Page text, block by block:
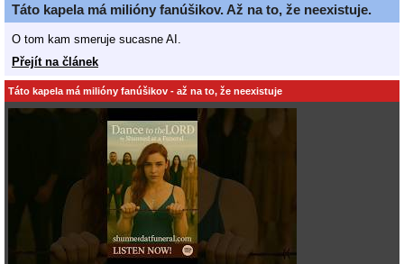
Táto kapela má milióny fanúšikov. Až na to, že neexistuje.
O tom kam smeruje sucasne AI.
Přejít na článek
Táto kapela má milióny fanúšikov - až na to, že neexistuje